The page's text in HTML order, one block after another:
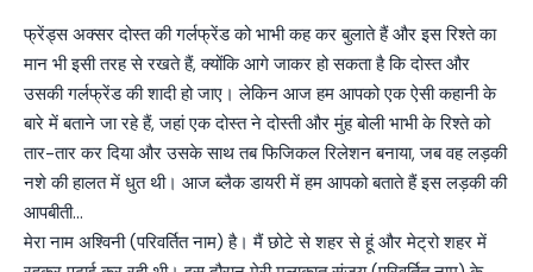
फ्रेंड्स अक्सर दोस्त की गर्लफ्रेंड को भाभी कह कर बुलाते हैं और इस रिश्ते का
मान भी इसी तरह से रखते हैं, क्योंकि आगे जाकर हो सकता है कि दोस्त और
उसकी गर्लफ्रेंड की शादी हो जाए। लेकिन आज हम आपको एक ऐसी कहानी के
बारे में बताने जा रहे हैं, जहां एक दोस्त ने दोस्ती और मुंह बोली भाभी के रिश्ते को
तार-तार कर दिया और उसके साथ तब फिजिकल रिलेशन बनाया, जब वह लड़की
नशे की हालत में धुत थी। आज ब्लैक डायरी में हम आपको बताते हैं इस लड़की की
आपबीती…
मेरा नाम अश्विनी (परिवर्तित नाम) है। मैं छोटे से शहर से हूं और मेट्रो शहर में